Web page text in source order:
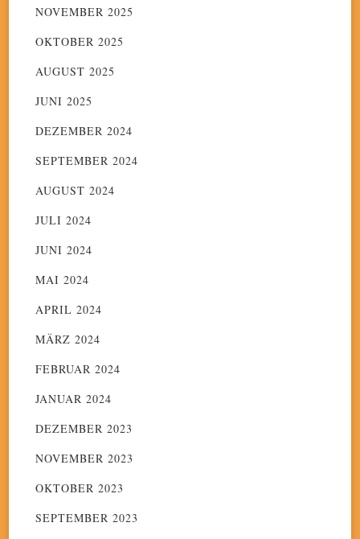
NOVEMBER 2025
OKTOBER 2025
AUGUST 2025
JUNI 2025
DEZEMBER 2024
SEPTEMBER 2024
AUGUST 2024
JULI 2024
JUNI 2024
MAI 2024
APRIL 2024
MÄRZ 2024
FEBRUAR 2024
JANUAR 2024
DEZEMBER 2023
NOVEMBER 2023
OKTOBER 2023
SEPTEMBER 2023